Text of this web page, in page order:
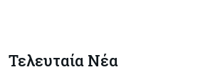
Τελευταία Νέα